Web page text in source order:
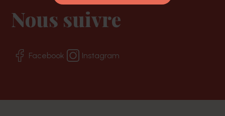
Nous suivre
Facebook Instagram